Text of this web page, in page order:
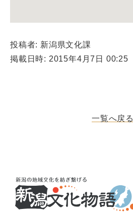
投稿者: 新潟県文化課
掲載日時: 2015年4月7日 00:25
一覧へ戻る